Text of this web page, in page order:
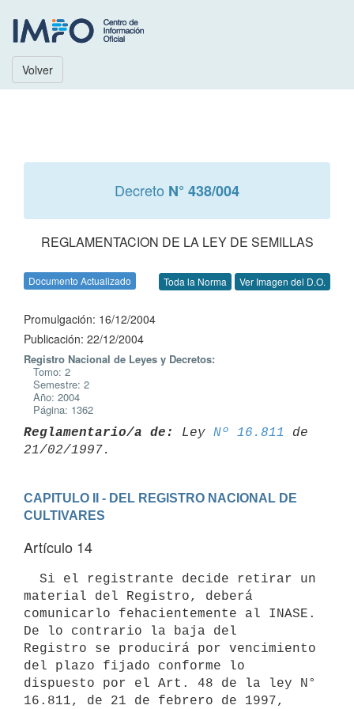
Volver
Decreto N° 438/004
REGLAMENTACION DE LA LEY DE SEMILLAS
Documento Actualizado Toda la Norma Ver Imagen del D.O.
Promulgación: 16/12/2004
Publicación: 22/12/2004
Registro Nacional de Leyes y Decretos:
Tomo: 2
Semestre: 2
Año: 2004
Página: 1362
Reglamentario/a de: Ley Nº 16.811
de
CAPITULO II - DEL REGISTRO NACIONAL DE
CULTIVARES
Artículo 14
material del Registro, deberá
comunicarlo fehacientemente al INASE.
De lo contrario la baja del
Registro se producirá por vencimiento
del plazo fijado conforme lo
dispuesto por el Art. 48 de la ley N°
16.811, de 21 de febrero de 1997,